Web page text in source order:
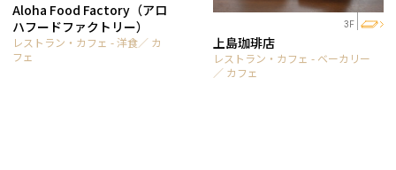
Aloha Food Factory（アロ
ハフードファクトリー）
レストラン・カフェ - 洋食／ カ
フェ
3F
上島珈琲店
レストラン・カフェ - ベーカリー
／ カフェ